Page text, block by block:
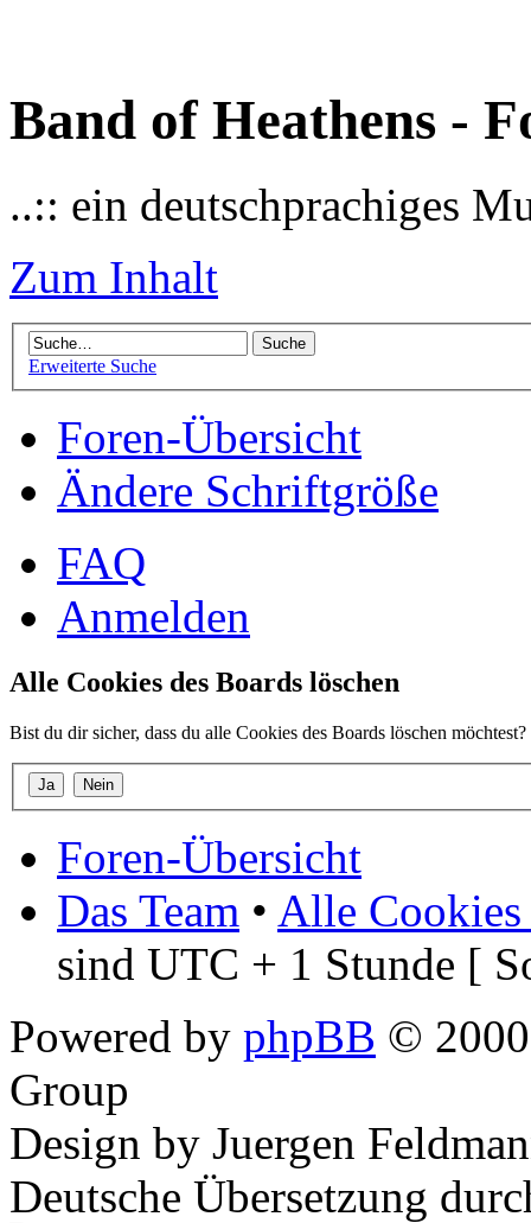
Band of Heathens -
..:: ein deutschprachiges
Zum Inhalt
Erweiterte Suche
Foren-Übersicht
Ändere Schriftgröße
FAQ
Anmelden
Alle Cookies des Boards löschen
Bist du dir sicher, dass du alle Cookies des Boards löschen möchtest?
Foren-Übersicht
Das Team • Alle Cookies
sind UTC + 1 Stunde [
Powered by phpBB ©
Group
Design by Juergen
Deutsche Übersetzung